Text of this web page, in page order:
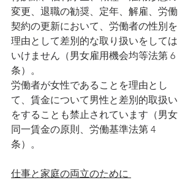
変更、退職の勧奨、定年、解雇、労働
契約の更新において、労働者の性別を
理由として差別的な取り扱いをしては
いけません（男女雇用機会均等法第 6
条）。
労働者が女性であることを理由とし
て、賃金について男性と差別的取扱い
をすることも禁止されています（男女
同一賃金の原則、労働基準法第 4
条）。
仕事と家庭の両立のために